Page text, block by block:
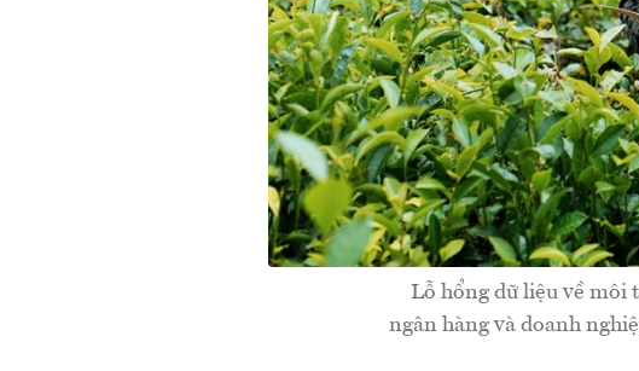
Lỗ hổng dữ liệu về môi
ngân hàng và doanh